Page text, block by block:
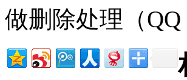
做删除处理（